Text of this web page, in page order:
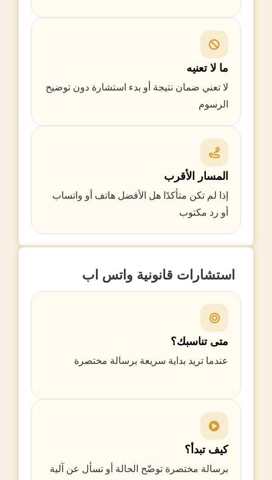
ما لا تعنيه
لا تعني ضمان نتيجة أو بدء استشارة دون توضيح
الرسوم
المسار الأقرب
إذا لم تكن متأكدًا هل الأفضل هاتف أو واتساب
أو رد مكتوب
استشارات قانونية واتس اب
متى تناسبك؟
عندما تريد بداية سريعة برسالة مختصرة
كيف تبدأ؟
برسالة مختصرة توضّح الحالة أو تسأل عن آلية